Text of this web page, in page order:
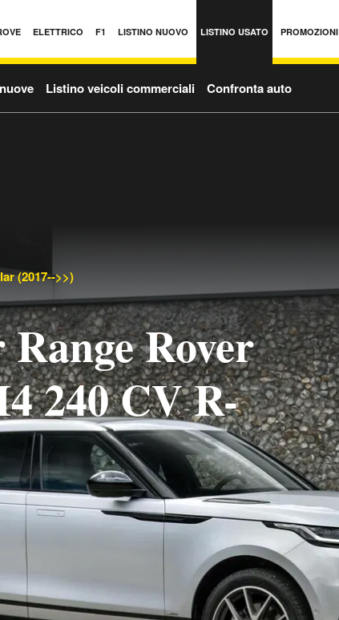
ELETTRICO F1 LISTINO NUOVO LISTINO USATO PROMOZIONI
Listino veicoli commerciali Confronta auto
(2017-->>)
Rover
240 CV R-